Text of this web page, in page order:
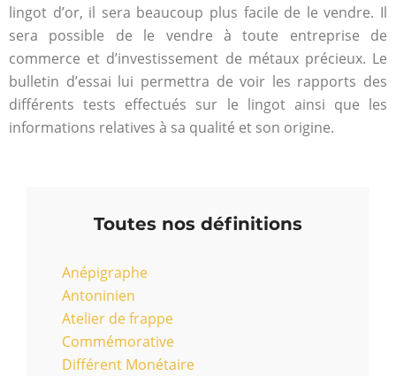
lingot d’or, il sera beaucoup plus facile de le vendre. Il
sera possible de le vendre à toute entreprise de
commerce et d’investissement de métaux précieux. Le
bulletin d’essai lui permettra de voir les rapports des
différents tests effectués sur le lingot ainsi que les
informations relatives à sa qualité et son origine.
Toutes nos définitions
Anépigraphe
Antoninien
Atelier de frappe
Commémorative
Différent Monétaire